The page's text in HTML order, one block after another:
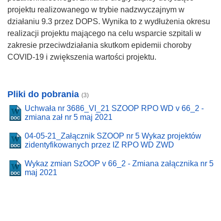
projektu realizowanego w trybie nadzwyczajnym w
działaniu 9.3 przez DOPS. Wynika to z wydłużenia okresu
realizacji projektu mającego na celu wsparcie szpitali w
zakresie przeciwdziałania skutkom epidemii choroby
COVID-19 i zwiększenia wartości projektu.
Pliki do pobrania (3)
Uchwała nr 3686_VI_21 SZOOP RPO WD v 66_2 -
zmiana zał nr 5 maj 2021
04-05-21_Załącznik SZOOP nr 5 Wykaz projektów
zidentyfikowanych przez IZ RPO WD ZWD
Wykaz zmian SzOOP v 66_2 - Zmiana załącznika nr 5
maj 2021